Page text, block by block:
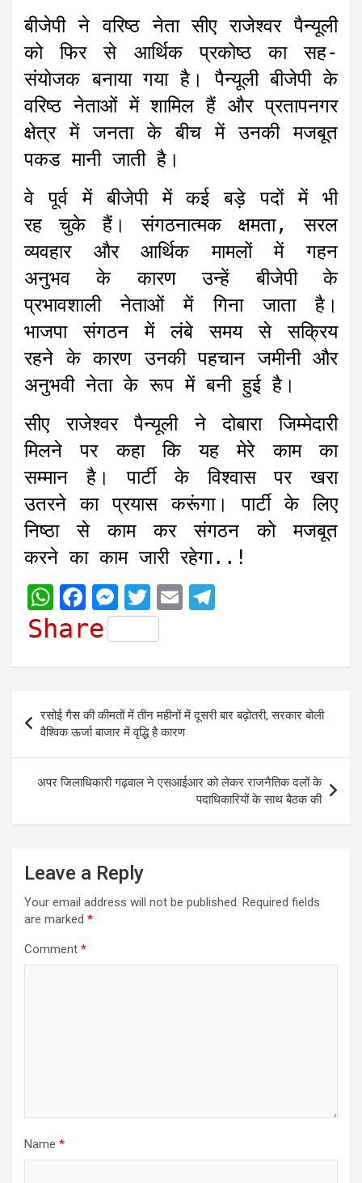
बीजेपी ने वरिष्ठ नेता सीए राजेश्वर पैन्यूली
को फिर से आर्थिक प्रकोष्ठ का सह-
संयोजक बनाया गया है। पैन्यूली बीजेपी के
वरिष्ठ नेताओं में शामिल हैं और प्रतापनगर
क्षेत्र में जनता के बीच में उनकी मजबूत
पकड मानी जाती है।
वे पूर्व में बीजेपी में कई बड़े पदों में भी
रह चुके हैं। संगठनात्मक क्षमता, सरल
व्यवहार और आर्थिक मामलों में गहन
अनुभव के कारण उन्हें बीजेपी के
प्रभावशाली नेताओं में गिना जाता है।
भाजपा संगठन में लंबे समय से सक्रिय
रहने के कारण उनकी पहचान जमीनी और
अनुभवी नेता के रूप में बनी हुई है।
सीए राजेश्वर पैन्यूली ने दोबारा जिम्मेदारी
मिलने पर कहा कि यह मेरे काम का
सम्मान है। पार्टी के विश्वास पर खरा
उतरने का प्रयास करूंगा। पार्टी के लिए
निष्ठा से काम कर संगठन को मजबूत
करने का काम जारी रहेगा..!
W
h
t
s
A
p
p
F
a
e
b
o
o
k
M
e
s
s
e
n
g
e
T
w
i
t
e
r
E
i
l
e
r
a
m
Share
Post
navigation
रसोई गैस की कीमतों में तीन महीनों में दूसरी बार बढ़ोतरी, सरकार बोली
वैश्विक ऊर्जा बाजार में वृद्धि है कारण
अपर जिलाधिकारी गढ़वाल ने एसआईआर को लेकर राजनैतिक दलों के
पदाधिकारियों के साथ बैठक की
Leave a Reply
Your email address will not be published. Required fields
are marked *
Comment *
Name *